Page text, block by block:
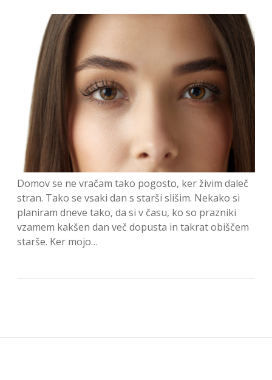
Domov se ne vračam tako pogosto, ker živim daleč
stran. Tako se vsaki dan s starši slišim. Nekako si
planiram dneve tako, da si v času, ko so prazniki
vzamem kakšen dan več dopusta in takrat obiščem
starše. Ker mojo…